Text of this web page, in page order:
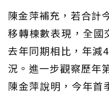
陳金萍補充，若合計
移轉棟數表現，全國
去年同期相比，年減
況。進一步觀察歷年
陳金萍說明，今年首